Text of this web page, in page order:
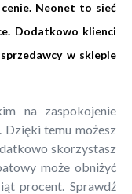
Neonet to sieć
Dodatkowo klienci
w sklepie
na zaspokojenie
temu możesz
skorzystasz
może obniżyć
procent. Sprawdź